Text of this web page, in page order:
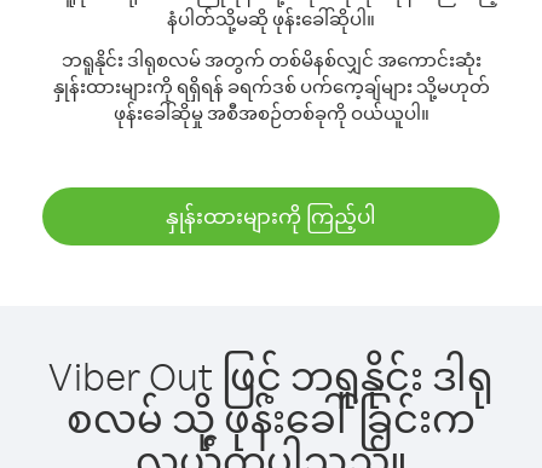
နံပါတ်သို့မဆို ဖုန်းခေါ်ဆိုပါ။
ဘရူနိုင်း ဒါရုစလမ် အတွက် တစ်မိနစ်လျှင် အကောင်းဆုံး
နှုန်းထားများကို ရရှိရန် ခရက်ဒစ် ပက်ကေ့ချ်များ သို့မဟုတ်
ဖုန်းခေါ်ဆိုမှု အစီအစဉ်တစ်ခုကို ဝယ်ယူပါ။
နှုန်းထားများကို ကြည့်ပါ
Viber Out ဖြင့် ဘရူနိုင်း ဒါရု
စလမ် သို့ ဖုန်းခေါ်ခြင်းက